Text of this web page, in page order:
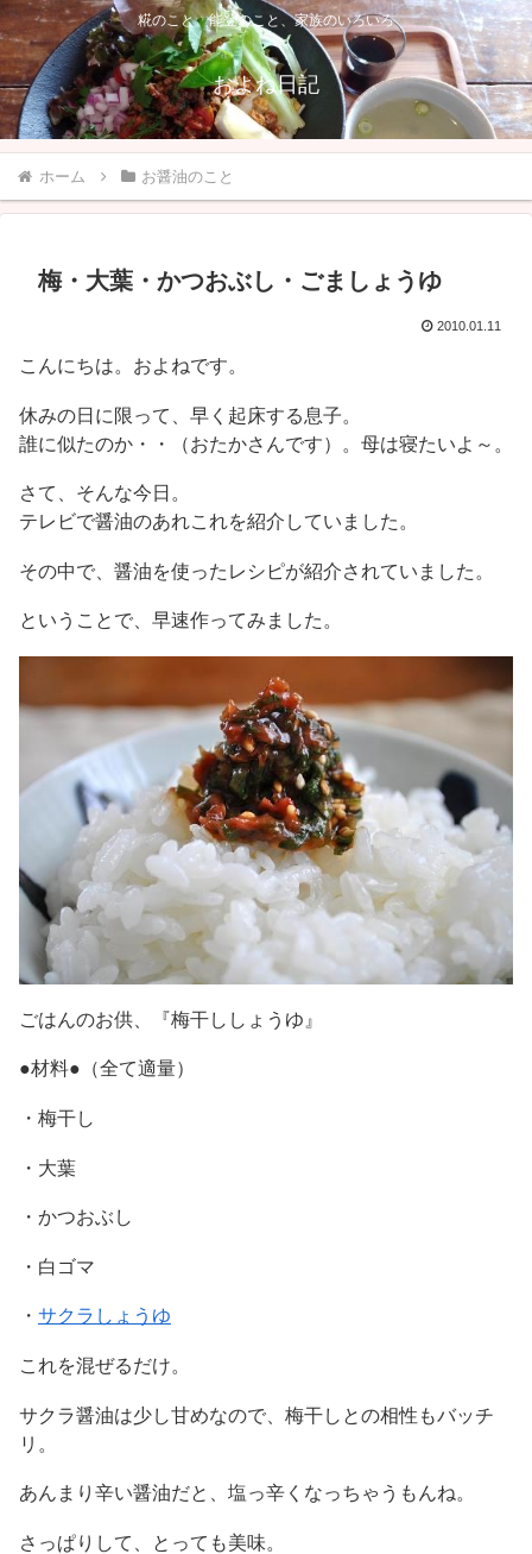
糀のこと、能登のこと、家族のいろいろ
およね日記
ホーム お醤油のこと
梅・大葉・かつおぶし・ごましょうゆ
2010.01.11
こんにちは。およねです。
休みの日に限って、早く起床する息子。
誰に似たのか・・（おたかさんです）。母は寝たいよ～。
さて、そんな今日。
テレビで醤油のあれこれを紹介していました。
その中で、醤油を使ったレシピが紹介されていました。
ということで、早速作ってみました。
ごはんのお供、『梅干ししょうゆ』
●材料●（全て適量）
・梅干し
・大葉
・かつおぶし
・白ゴマ
・ サクラしょうゆ
これを混ぜるだけ。
サクラ醤油は少し甘めなので、梅干しとの相性もバッチ
リ。
あんまり辛い醤油だと、塩っ辛くなっちゃうもんね。
さっぱりして、とっても美味。